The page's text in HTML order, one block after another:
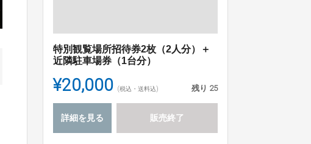
特別観覧場所招待券2枚（2人分）＋
近隣駐車場券（1台分）
¥20,000 (税込・送料込) 残り 25
詳細を見る 販売終了